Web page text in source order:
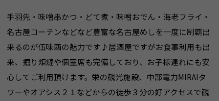
手羽先・味噌串かつ・どて煮・味噌おでん・海老フライ・
名古屋コーチンなどなど豊富な名古屋めしを一度に制覇出
来るのが伍味酉の魅力です♪居酒屋ですがお食事利用も出
来、掘り炬燵や個室席も完備しており、お子様連れにも安
心してご利用頂けます。栄の観光施設、中部電力MIRAIタ
ワーやオアシス２１などからの徒歩３分の好アクセスで観